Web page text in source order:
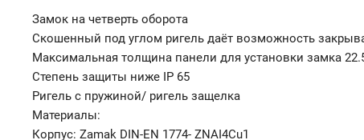
Замок на четверть оборота
Скошенный под углом ригель даёт возможность
Максимальная толщина панели для установки замка
Степень защиты ниже IP 65
Ригель с пружиной/ ригель защелка
Материалы:
Корпус: Zamak DIN-EN 1774- ZNAI4Cu1